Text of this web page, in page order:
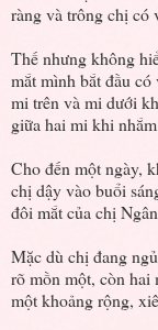
ràng và trông chị có
Thế nhưng không
mắt mình bắt đầu
mi trên và mi dưới
giữa hai mi khi
Cho đến một ngày,
chị dậy vào buổi
đôi mắt của chị
Mặc dù chị đang
rõ mồn một, còn hai
một khoảng rộng,